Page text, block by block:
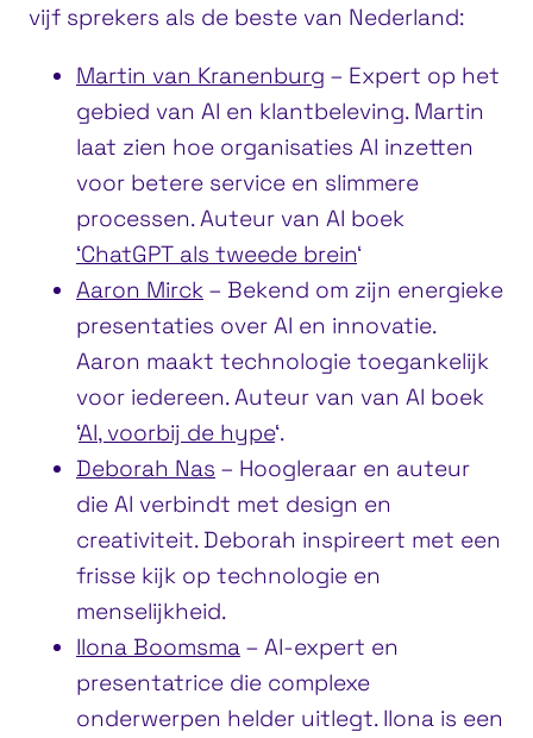
vijf sprekers als de beste van Nederland:
Martin van Kranenburg – Expert op het
gebied van AI en klantbeleving. Martin
laat zien hoe organisaties AI inzetten
voor betere service en slimmere
processen. Auteur van AI boek
‘ChatGPT als tweede brein‘
Aaron Mirck – Bekend om zijn energieke
presentaties over AI en innovatie.
Aaron maakt technologie toegankelijk
voor iedereen. Auteur van van AI boek
‘AI, voorbij de hype‘.
Deborah Nas – Hoogleraar en auteur
die AI verbindt met design en
creativiteit. Deborah inspireert met een
frisse kijk op technologie en
menselijkheid.
Ilona Boomsma – AI-expert en
presentatrice die complexe
onderwerpen helder uitlegt. Ilona is een